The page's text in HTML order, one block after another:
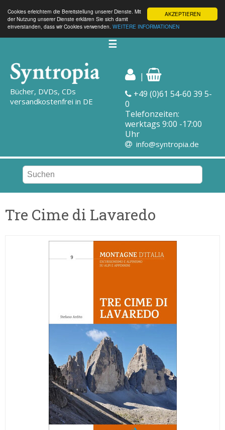
AKZEPTIEREN
Cookies erleichtern die Bereitstellung unserer Dienste. Mit
der Nutzung unserer Dienste erklären Sie sich damit
einverstanden, dass wir Cookies verwenden. WEITERE INFORMATIONEN
☰
Bücher, DVDs, CDs
versandkostenfrei in DE
|
+49 (0)61 54-60 39 5-
0
Telefonzeiten:
werktags 9:00 -17:00
Uhr
info@syntropia.de
Tre Cime di Lavaredo